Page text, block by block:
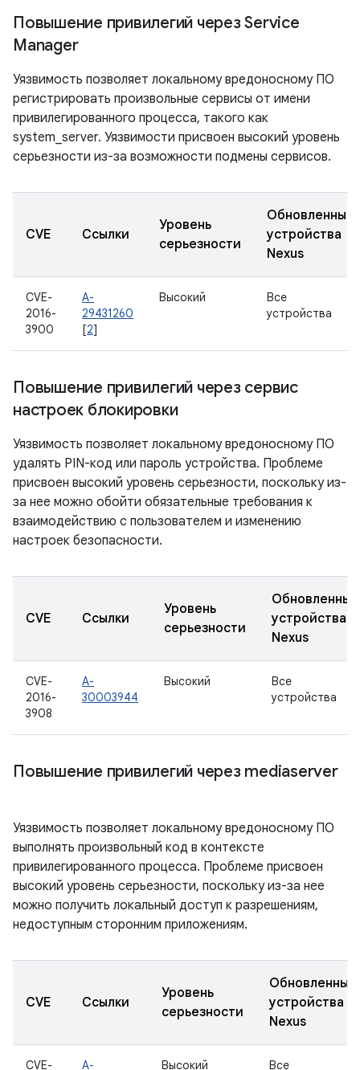
Повышение привилегий через Service
Manager
Уязвимость позволяет локальному вредоносному ПО
регистрировать произвольные сервисы от имени
привилегированного процесса, такого как
system_server. Уязвимости присвоен высокий уровень
серьезности из-за возможности подмены сервисов.
CVE Ссылки
Уровень
серьезности
Обновленные
устройства
Nexus
CVE-
2016-
3900
A-
29431260
[2]
Высокий
Все
устройства
Повышение привилегий через сервис
настроек блокировки
Уязвимость позволяет локальному вредоносному ПО
удалять PIN-код или пароль устройства. Проблеме
присвоен высокий уровень серьезности, поскольку из-
за нее можно обойти обязательные требования к
взаимодействию с пользователем и изменению
настроек безопасности.
CVE Ссылки
Уровень
серьезности
Обновленные
устройства
Nexus
CVE-
2016-
3908
A-
30003944
Высокий
Все
устройства
Повышение привилегий через mediaserver
Уязвимость позволяет локальному вредоносному ПО
выполнять произвольный код в контексте
привилегированного процесса. Проблеме присвоен
высокий уровень серьезности, поскольку из-за нее
можно получить локальный доступ к разрешениям,
недоступным сторонним приложениям.
CVE Ссылки
Уровень
серьезности
Обновленные
устройства
Nexus
CVE- A- Высокий Все